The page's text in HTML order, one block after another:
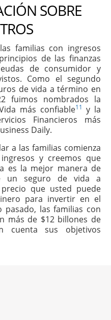
SOBRE
familias con ingresos
de las finanzas
de consumidor y
Como el segundo
de vida a término en
fuimos nombrados la
más confiable11 y la
Financieros más
Daily.
a las familias comienza
y creemos que
es la mejor manera de
un seguro de vida a
que usted puede
para invertir en el
las familias con
más de $12 billones de
cuenta sus objetivos